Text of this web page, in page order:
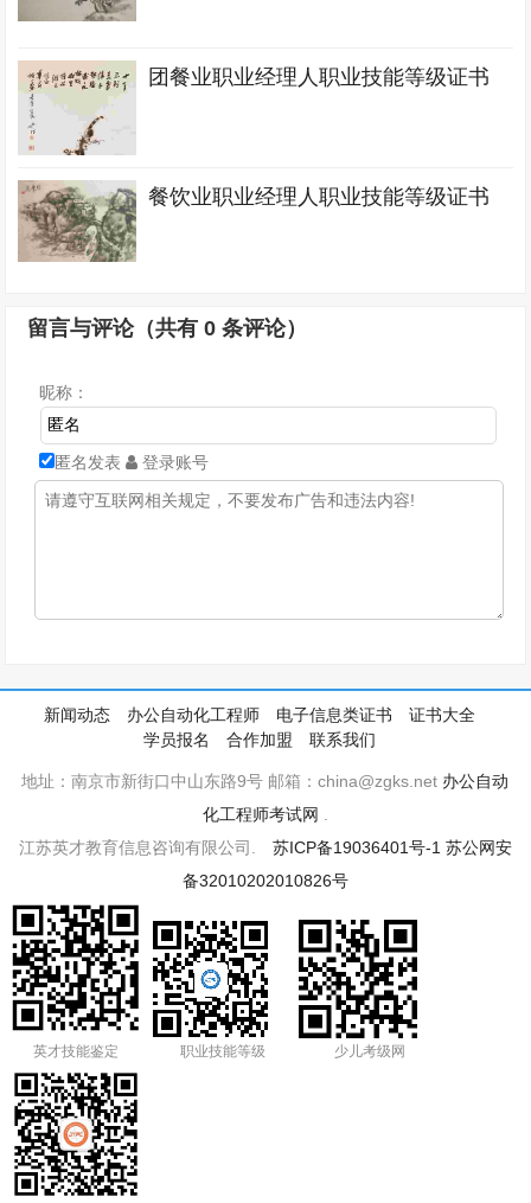
团餐业职业经理人职业技能等级证书
餐饮业职业经理人职业技能等级证书
留言与评论（共有0 条评论）
昵称：
匿名发表 登录账号
新闻动态 办公自动化工程师 电子信息类证书
证书大全
学员报名
合作加盟 联系我们
地址：南京市新街口中山东路9号 邮箱：china@zgks.net 办公自动
化工程师考试网
江苏英才教育信息咨询有限公司. 苏ICP备19036401号-1 苏公网安
备32010202010826号
英才技能鉴定 职业技能等级 少儿考级网